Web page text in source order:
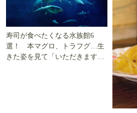
寿司が食べたくなる水族館6
選！ 本マグロ、トラフグ…生
きた姿を見て「いただきます」